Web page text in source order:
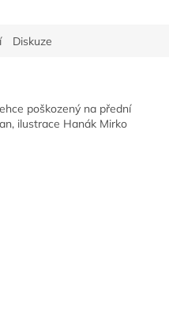
Diskuze
poškozený na přední
ilustrace Hanák Mirko